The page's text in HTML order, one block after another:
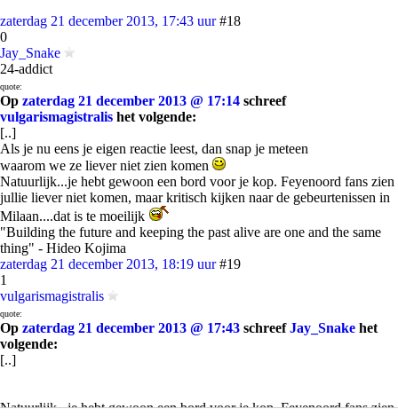
zaterdag 21 december 2013, 17:43 uur #18
0
Jay_Snake
24-addict
quote:
Op zaterdag 21 december 2013 @ 17:14 schreef
vulgarismagistralis het volgende:
[..]
Als je nu eens je eigen reactie leest, dan snap je meteen
waarom we ze liever niet zien komen
Natuurlijk...je hebt gewoon een bord voor je kop. Feyenoord fans zien
jullie liever niet komen, maar kritisch kijken naar de gebeurtenissen in
Milaan....dat is te moeilijk
"Building the future and keeping the past alive are one and the same
thing" - Hideo Kojima
zaterdag 21 december 2013, 18:19 uur #19
1
vulgarismagistralis
quote:
Op zaterdag 21 december 2013 @ 17:43 schreefJay_Snake het
volgende:
[..]
Natuurlijk...je hebt gewoon een bord voor je kop. Feyenoord fans zien